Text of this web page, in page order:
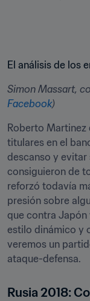
El análisis de los
Simon Massart,
Facebook)
Roberto
titulares en el
descanso y evitar
consiguieron de
reforzó todavía
presión sobre
que contra Japón
estilo dinámico y
veremos un
ataque-defensa.
Rusia 2018: